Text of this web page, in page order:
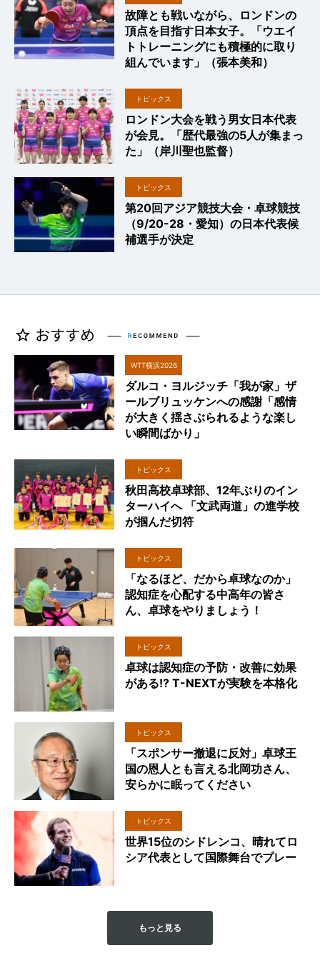
故障とも戦いながら、ロンドンの
頂点を目指す日本女子。「ウエイ
トトレーニングにも積極的に取り
組んでいます」（張本美和）
トピックス
ロンドン大会を戦う男女日本代表
が会見。「歴代最強の5人が集まっ
た」（岸川聖也監督）
トピックス
第20回アジア競技大会・卓球競技
（9/20-28・愛知）の日本代表候
補選手が決定
WTT横浜2026
ダルコ・ヨルジッチ「我が家」ザ
ールブリュッケンへの感謝「感情
が大きく揺さぶられるような楽し
い瞬間ばかり」
トピックス
秋田高校卓球部、12年ぶりのイン
ターハイへ 「文武両道」の進学校
が掴んだ切符
トピックス
「なるほど、だから卓球なのか」
認知症を心配する中高年の皆さ
ん、卓球をやりましょう！
トピックス
卓球は認知症の予防・改善に効果
がある!? T-NEXTが実験を本格化
トピックス
「スポンサー撤退に反対」卓球王
国の恩人とも言える北岡功さん、
安らかに眠ってください
トピックス
世界15位のシドレンコ、晴れてロ
シア代表として国際舞台でプレー
もっと見る